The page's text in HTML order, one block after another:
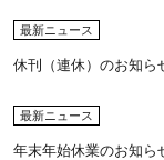
最新ニュース
休刊（連休）のお知ら
最新ニュース
年末年始休業のお知ら